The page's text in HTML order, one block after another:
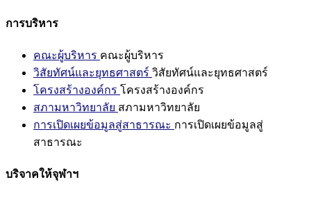
การบริหาร
คณะผู้บริหาร คณะผู้บริหาร
วิสัยทัศน์และยุทธศาสตร์ วิสัยทัศน์และยุทธศาสตร์
โครงสร้างองค์กร โครงสร้างองค์กร
สภามหาวิทยาลัย สภามหาวิทยาลัย
การเปิดเผยข้อมูลสู่สาธารณะ การเปิดเผยข้อมูลสู่
สาธารณะ
บริจาคให้จุฬาฯ